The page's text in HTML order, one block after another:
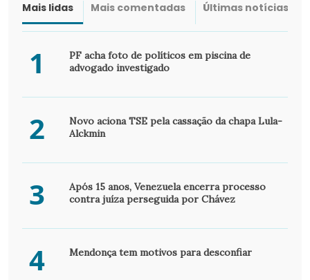
Mais lidas Mais comentadas Últimas notícias
1
PF acha foto de políticos em piscina de
advogado investigado
2
Novo aciona TSE pela cassação da chapa Lula-
Alckmin
3
Após 15 anos, Venezuela encerra processo
contra juíza perseguida por Chávez
4 Mendonça tem motivos para desconfiar